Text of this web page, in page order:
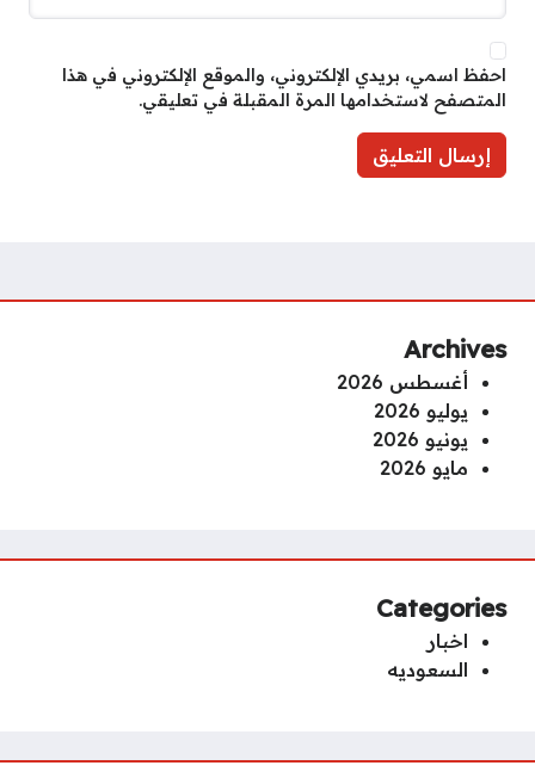
احفظ اسمي، بريدي الإلكتروني، والموقع الإلكتروني في هذا
المتصفح لاستخدامها المرة المقبلة في تعليقي.
Archives
أغسطس 2026
يوليو 2026
يونيو 2026
مايو 2026
Categories
اخبار
السعوديه